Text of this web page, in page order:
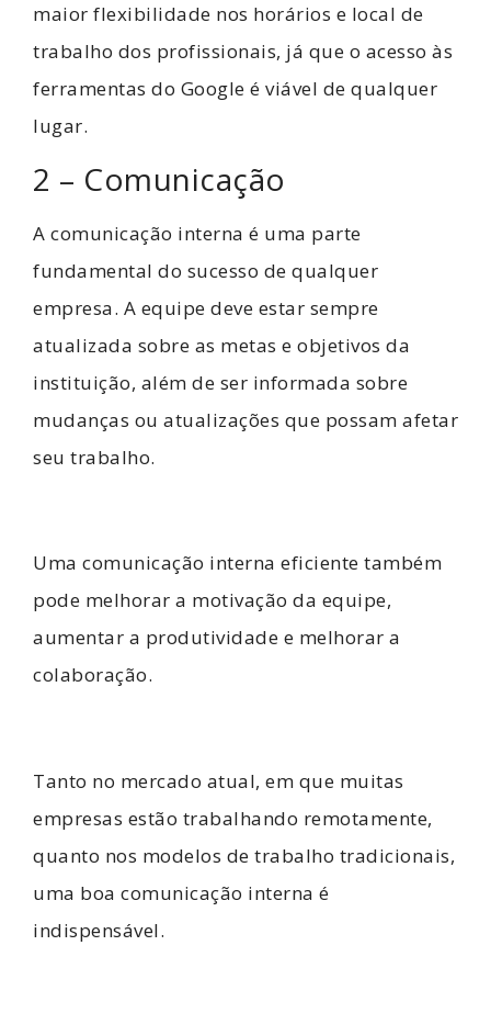
maior flexibilidade nos horários e local de
trabalho dos profissionais, já que o acesso às
ferramentas do Google é viável de qualquer
lugar.
2 – Comunicação
A comunicação interna é uma parte
fundamental do sucesso de qualquer
empresa. A equipe deve estar sempre
atualizada sobre as metas e objetivos da
instituição, além de ser informada sobre
mudanças ou atualizações que possam afetar
seu trabalho.
Uma comunicação interna eficiente também
pode melhorar a motivação da equipe,
aumentar a produtividade e melhorar a
colaboração.
Tanto no mercado atual, em que muitas
empresas estão trabalhando remotamente,
quanto nos modelos de trabalho tradicionais,
uma boa comunicação interna é
indispensável.